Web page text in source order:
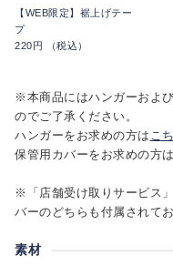
【WEB限定】裾上げテー
プ
220円 （税込）
※本商品にはハンガーおよ
のでご了承ください。
ハンガーをお求めの方は こ
保管用カバーをお求めの方は
※「店舗受け取りサービス
バーのどちらも付属されてお
素材